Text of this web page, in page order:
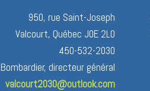
950, rue Saint-Joseph
Valcourt, Québec J0E 2L0
450-532-2030
directeur général
valcourt2030@outlook.com